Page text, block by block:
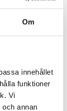
Om
innehållet
funktioner
Vi
annan
och passar
Det ger ett